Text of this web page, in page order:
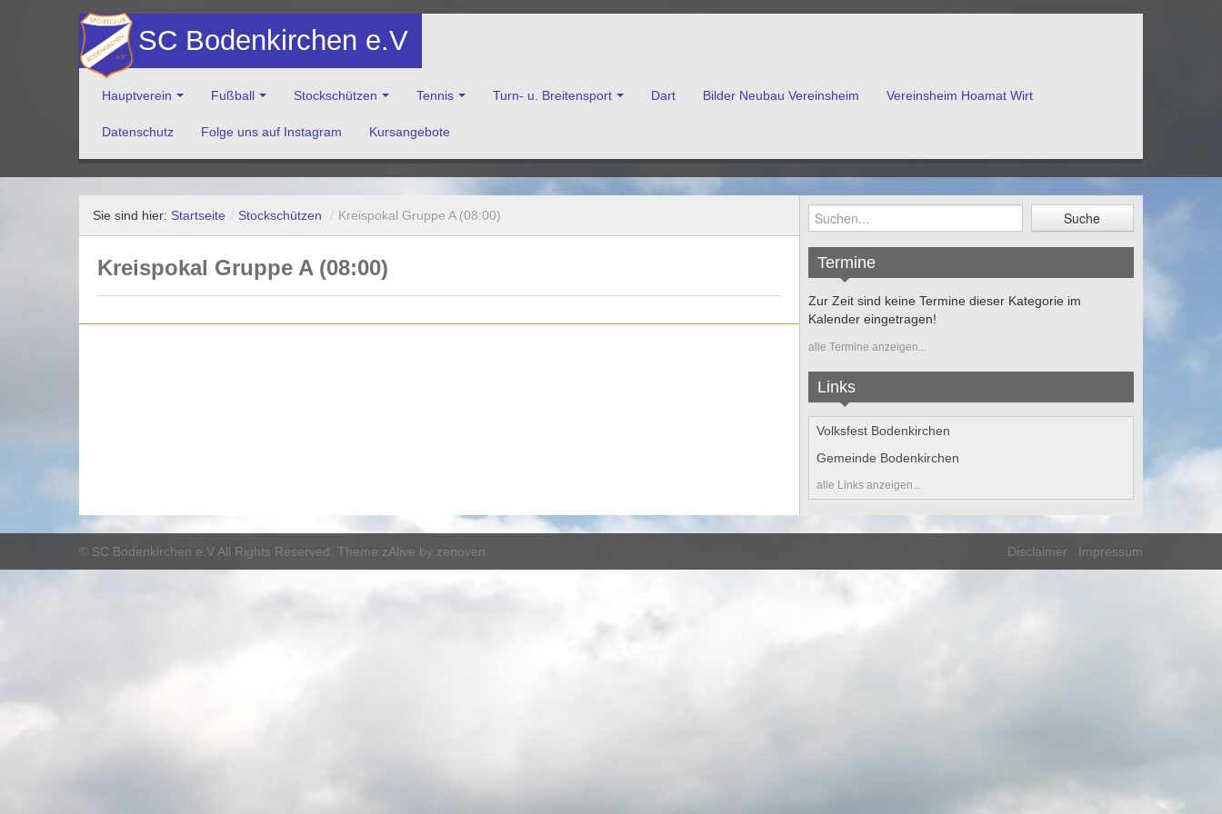
SC Bodenkirchen e.V
Hauptverein Fußball Stockschützen Tennis Turn- u. Breitensport Dart Bilder Neubau Vereinsheim Vereinsheim Hoamat Wirt
Datenschutz Folge uns auf Instagram
Kursangebote
Sie sind hier: Startseite / Stockschützen / Kreispokal Gruppe A (08:00)
Kreispokal Gruppe A (08:00) Termine
Zur Zeit sind keine Termine dieser Kategorie im
Kalender eingetragen!
alle Termine anzeigen...
Links
Volksfest Bodenkirchen
Gemeinde Bodenkirchen
alle Links anzeigen...
© SC Bodenkirchen e.V All Rights Reserved. Theme zAlive by zenoven Disclaimer Impressum